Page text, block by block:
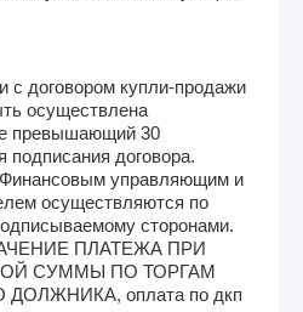
с договором купли-продажи
осуществлена
превышающий 30
подписания договора.
управляющим и
осуществляются по
сторонами.
ПЛАТЕЖА ПРИ
СУММЫ ПО ТОРГАМ
оплата по дкп